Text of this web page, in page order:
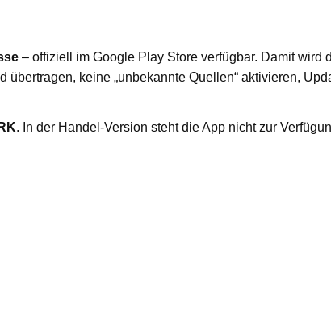
– offiziell im Google Play Store verfügbar. Damit wird
keine „unbekannte Quellen“ aktivieren,
. In der Handel-Version steht die App nicht zur